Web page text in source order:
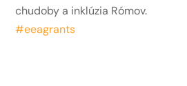
chudoby a inklúzia Rómov.
#eeagrants